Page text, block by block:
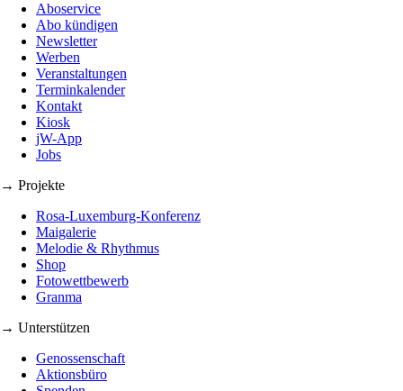
Aboservice
Abo kündigen
Newsletter
Werben
Veranstaltungen
Terminkalender
Kontakt
Kiosk
jW-App
Jobs
→ Projekte
Rosa-Luxemburg-Konferenz
Maigalerie
Melodie & Rhythmus
Shop
Fotowettbewerb
Granma
→ Unterstützen
Genossenschaft
Aktionsbüro